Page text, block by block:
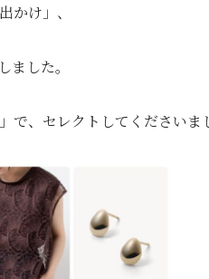
かけ」、
した。
で、セレクトしてくださいま